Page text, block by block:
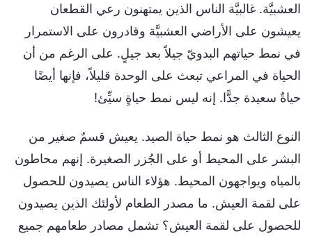
العشبيَّة. غالبيَّة الناس الذين يمتهنون رعي القطعان
يعيشون على الأراضي العشبيَّة وقادرون على الاستمرار
في نمط حياتهم البدويّ جيلاً بعد جيلٍ. على الرغم من أن
الحياة في المراعي تبعث على الوحدة قليلاً، فإنها أيضًا
حياةٌ سعيدة جدًّا. إنه ليس نمط حياةٍ سيِّئ!
النوع الثالث هو نمط حياة الصيد. يعيش قسمٌ صغير من
البشر على المحيط أو على الجُزر الصغيرة. إنهم محاطون
بالمياه ويواجهون المحيط. هؤلاء الناس يصيدون للحصول
على لقمة العيش. ما مصدر الطعام لأولئك الذين يصيدون
للحصول على لقمة العيش؟ تشمل مصادر طعامهم جميع